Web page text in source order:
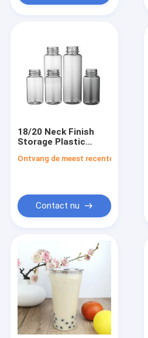
18/20 Neck Finish
Storage Plastic
voedselkwaliteit voor
Ontvang de meest recente Prijs
Contact nu